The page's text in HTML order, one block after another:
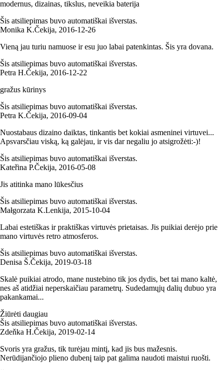
modernus, dizainas, tikslus, neveikia baterija
Šis atsiliepimas buvo automatiškai išverstas.
Monika K.Čekija, 2016‑12‑26
Vieną jau turiu namuose ir esu juo labai patenkintas. Šis yra dovana.
Šis atsiliepimas buvo automatiškai išverstas.
Petra H.Čekija, 2016‑12‑22
gražus kūrinys
Šis atsiliepimas buvo automatiškai išverstas.
Petra K.Čekija, 2016‑09‑04
Nuostabaus dizaino daiktas, tinkantis bet kokiai asmeninei virtuvei...
Apsvarsčiau viską, ką galėjau, ir vis dar negaliu jo atsigrožėti:-)!
Šis atsiliepimas buvo automatiškai išverstas.
Kateřina P.Čekija, 2016‑05‑08
Jis atitinka mano lūkesčius
Šis atsiliepimas buvo automatiškai išverstas.
Małgorzata K.Lenkija, 2015‑10‑04
Labai estetiškas ir praktiškas virtuvės prietaisas. Jis puikiai derėjo prie
mano virtuvės retro atmosferos.
Šis atsiliepimas buvo automatiškai išverstas.
Denisa Š.Čekija, 2019‑03‑18
Skalė puikiai atrodo, mane nustebino tik jos dydis, bet tai mano kaltė,
nes aš atidžiai neperskaičiau parametrų. Sudedamųjų dalių dubuo yra
pakankamai...
Žiūrėti daugiau
Šis atsiliepimas buvo automatiškai išverstas.
Zdeňka H.Čekija, 2019‑02‑14
Svoris yra gražus, tik turėjau mintį, kad jis bus mažesnis.
Nerūdijančiojo plieno dubenį taip pat galima naudoti maistui ruošti.